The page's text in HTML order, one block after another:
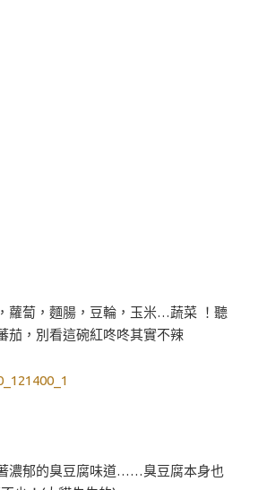
蘿蔔，麵腸，豆輪，玉米…蔬菜 ！聽
茄，別看這碗紅咚咚其實不辣
濃郁的臭豆腐味道……臭豆腐本身也